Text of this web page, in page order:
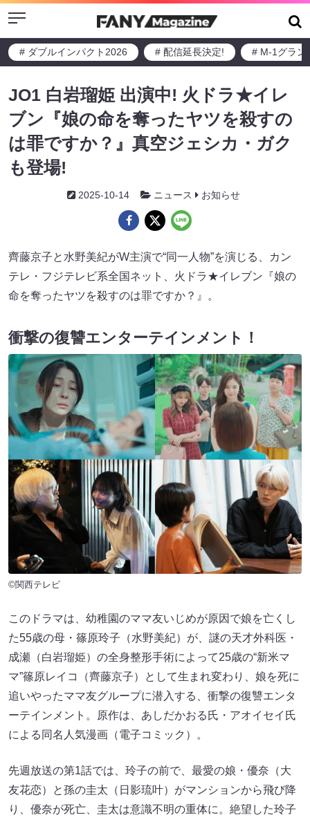
Menu
# ダブルインパクト2026 # 配信延長決定! # M-1グラン
JO1 白岩瑠姫 出演中! 火ドラ★イレ
ブン『娘の命を奪ったヤツを殺すの
は罪ですか？』真空ジェシカ・ガク
も登場!
2025-10-14 ニュース お知らせ
齊藤京子と水野美紀がW主演で“同一人物”を演じる、カン
テレ・フジテレビ系全国ネット、火ドラ★イレブン『娘の
命を奪ったヤツを殺すのは罪ですか？』。
衝撃の復讐エンターテインメント！
©関西テレビ
このドラマは、幼稚園のママ友いじめが原因で娘を亡くし
た55歳の母・篠原玲子（水野美紀）が、謎の天才外科医・
成瀬（白岩瑠姫）の全身整形手術によって25歳の“新米マ
マ”篠原レイコ（齊藤京子）として生まれ変わり、娘を死に
追いやったママ友グループに潜入する、衝撃の復讐エンタ
ーテインメント。原作は、あしだかおる氏・アオイセイ氏
による同名人気漫画（電子コミック）。
先週放送の第1話では、玲子の前で、最愛の娘・優奈（大
友花恋）と孫の圭太（日影琉叶）がマンションから飛び降
り、優奈が死亡、圭太は意識不明の重体に。絶望した玲子